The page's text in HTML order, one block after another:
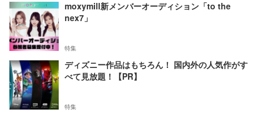
moxymill新メンバーオーディション「to the
nex7」
特集
ディズニー作品はもちろん！ 国内外の人気作がす
べて見放題！【PR】
特集